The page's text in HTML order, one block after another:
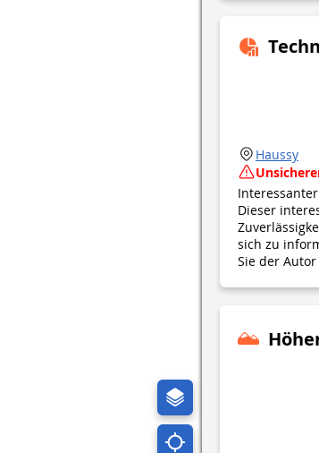
Haussy
Dieser
sich zu
Sie der